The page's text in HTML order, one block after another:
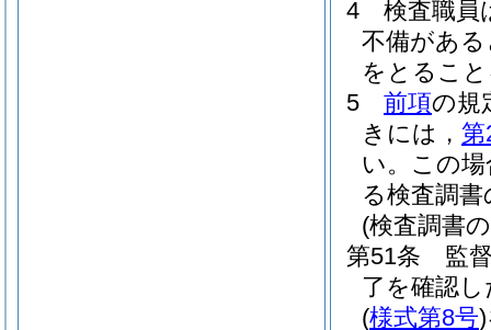
4
検査職員
不備があ
をとるこ
5
前項の規
きには， 第
い。 この
る検査調
(検査調書
第51条
監
了を確認
(様式第8号)